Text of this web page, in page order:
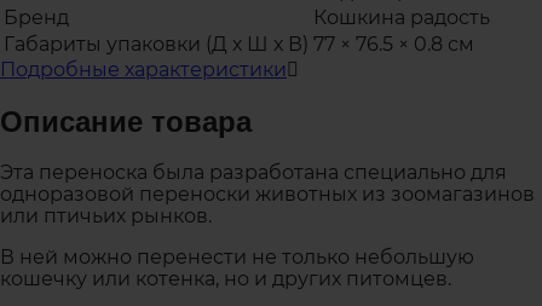
Бренд
Кошкина радость
Габариты упаковки (Д х Ш х В) 77 × 76.5 × 0.8 см
Подробные характеристики
Описание товара
Эта переноска была разработана специально для
одноразовой переноски животных из зоомагазинов
или птичьих рынков.
В ней можно перенести не только небольшую
кошечку или котенка, но и других питомцев.